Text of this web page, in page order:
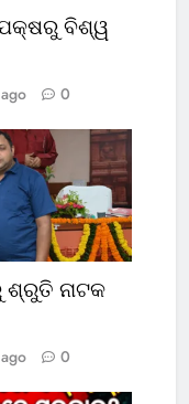
ପକ୍ଷରୁ ବିଶ୍ୱ
0
ଶ୍ରୁତି ନାଟକ
0